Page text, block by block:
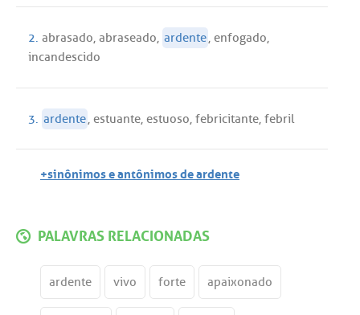
2. abrasado, abraseado, ardente, enfogado,
incandescido
3. ardente, estuante, estuoso, febricitante, febril
+sinônimos e antônimos de ardente
PALAVRAS RELACIONADAS
ardente vivo forte apaixonado